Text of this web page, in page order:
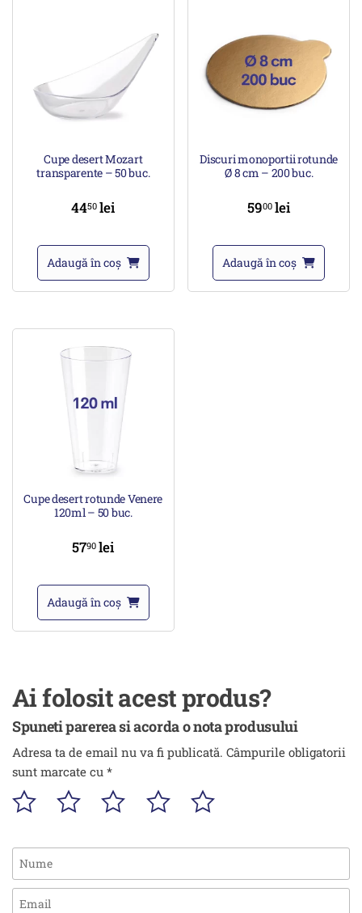
Cupe desert Mozart
transparente – 50 buc.
4450lei
Adaugă în coș
Discuri monoportii rotunde
Ø 8 cm – 200 buc.
5900lei
Adaugă în coș
Cupe desert rotunde Venere
120ml – 50 buc.
5790lei
Adaugă în coș
Ai folosit acest produs?
Spuneti parerea si acorda o nota produsului
Adresa ta de email nu va fi publicată. Câmpurile obligatorii
sunt marcate cu *